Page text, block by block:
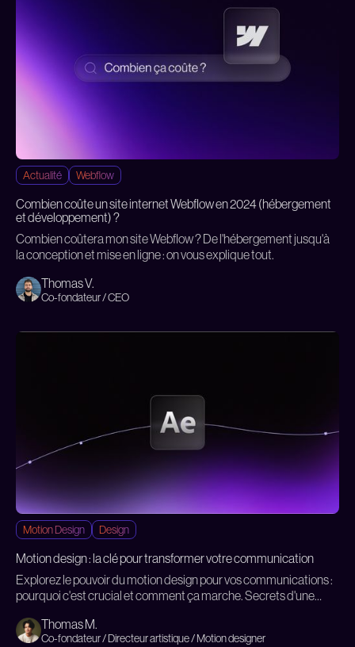
Actualité Webflow
Combien coûte un site internet Webflow en 2024 (hébergement
et développement) ?
Combien coûtera mon site Webflow ? De l'hébergement jusqu'à
la conception et mise en ligne : on vous explique tout.
Thomas V.
Co-fondateur / CEO
Motion Design Design
Motion design : la clé pour transformer votre communication
Explorez le pouvoir du motion design pour vos communications :
pourquoi c'est crucial et comment ça marche. Secrets d'une
Thomas M.
Co-fondateur / Directeur artistique / Motion designer